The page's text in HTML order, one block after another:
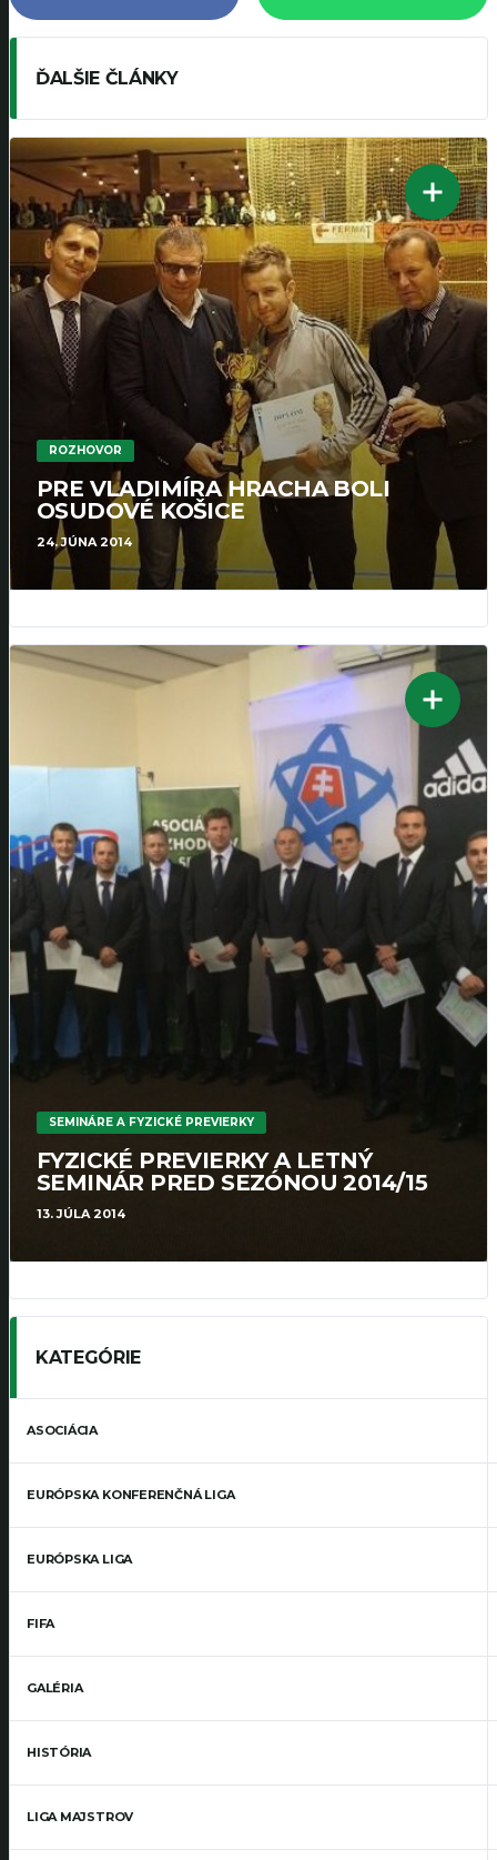
ĎALŠIE ČLÁNKY
ROZHOVOR
PRE VLADIMÍRA HRACHA BOLI
OSUDOVÉ KOŠICE
24. JÚNA 2014
SEMINÁRE A FYZICKÉ PREVIERKY
FYZICKÉ PREVIERKY A LETNÝ
SEMINÁR PRED SEZÓNOU 2014/15
13. JÚLA 2014
KATEGÓRIE
ASOCIÁCIA
EURÓPSKA KONFERENČNÁ LIGA
EURÓPSKA LIGA
FIFA
GALÉRIA
HISTÓRIA
LIGA MAJSTROV